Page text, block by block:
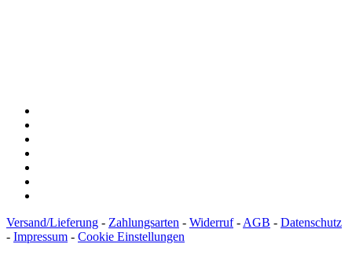
Versand/Lieferung - Zahlungsarten - Widerruf- AGB - Datenschutz
- Impressum - Cookie Einstellungen